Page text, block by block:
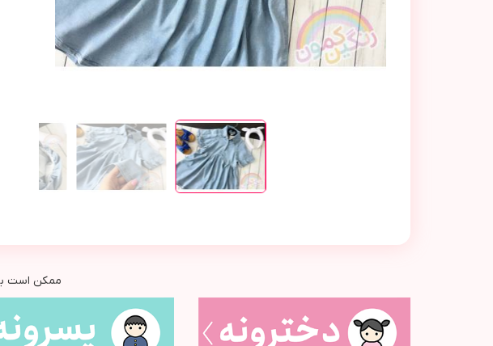
ممکن است